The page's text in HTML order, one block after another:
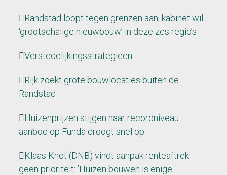
Randstad loopt tegen grenzen aan, kabinet wil
‘grootschalige nieuwbouw’ in deze zes regio’s
Verstedelijkingsstrategieen
Rijk zoekt grote bouwlocaties buiten de
Randstad
Huizenprijzen stijgen naar recordniveau:
aanbod op Funda droogt snel op
Klaas Knot (DNB) vindt aanpak renteaftrek
geen prioriteit: ’Huizen bouwen is enige